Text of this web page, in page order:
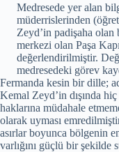
Medresede yer alan
müderrislerinden
Zeyd’in padişaha olan
merkezi olan Paşa
değerlendirilmiştir.
medresedeki görev
Fermanda kesin bir dille;
Kemal Zeyd’in dışında
haklarına müdahale
olarak uyması
asırlar boyunca bölgenin
varlığını güçlü bir şekilde